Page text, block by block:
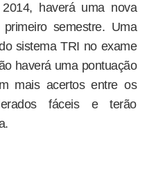
haverá uma nova
semestre. Uma
sistema TRI no exame
haverá uma pontuação
mais acertos entre os
fáceis e terão